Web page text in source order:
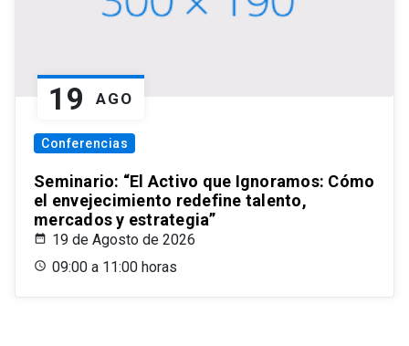
19 AGO
Conferencias
Seminario: “El Activo que Ignoramos: Cómo
el envejecimiento redefine talento,
mercados y estrategia”
19 de Agosto de 2026
09:00 a 11:00 horas